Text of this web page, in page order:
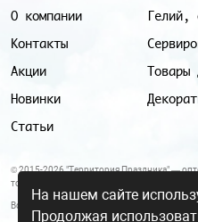
О компании
Контакты
Акции
Новинки
Статьи
Гелий,
Товары
© 2015-2026 "Территория Праздника" —
товаров для праздника.
Все цены и условия, указанные на данном
На нашем сайте
Продолжая